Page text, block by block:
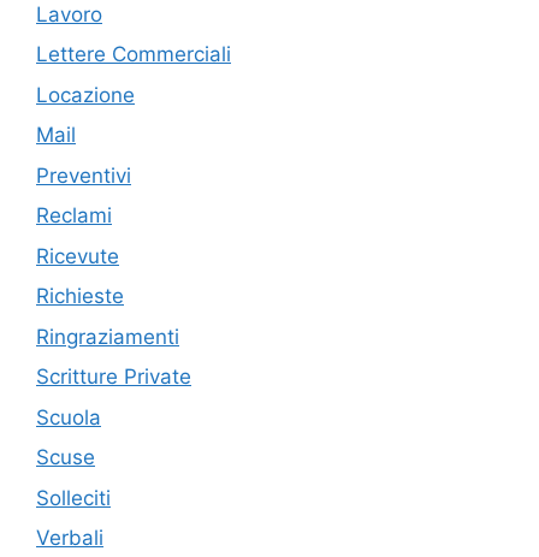
Lavoro
Lettere Commerciali
Locazione
Mail
Preventivi
Reclami
Ricevute
Richieste
Ringraziamenti
Scritture Private
Scuola
Scuse
Solleciti
Verbali